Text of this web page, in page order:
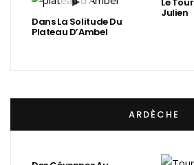
Dans La Solitude Du
Plateau D’Ambel
Julien
ARDÈCHE